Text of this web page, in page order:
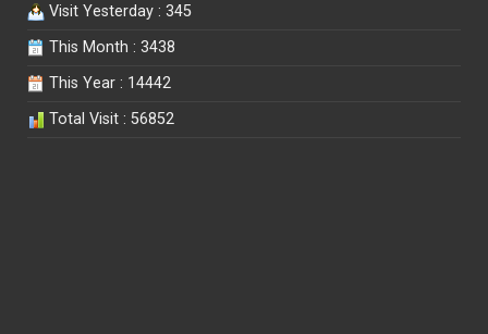
Visit Yesterday : 345
This Month : 3438
This Year : 14442
Total Visit : 56852